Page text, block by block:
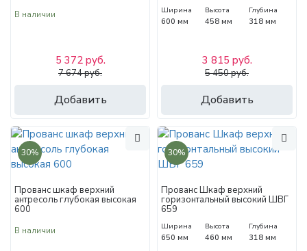
В наличии
Добавить
5 372 руб.
7 674 руб.
Ширина
600 мм
Высота
458 мм
Глубина
318 мм
Добавить
3 815 руб.
5 450 руб.
30%
Прованс шкаф верхний
антресоль глубокая высокая
600
В наличии
30%
Прованс Шкаф верхний
горизонтальный высокий ШВГ
659
Ширина
650 мм
Высота
460 мм
Глубина
318 мм